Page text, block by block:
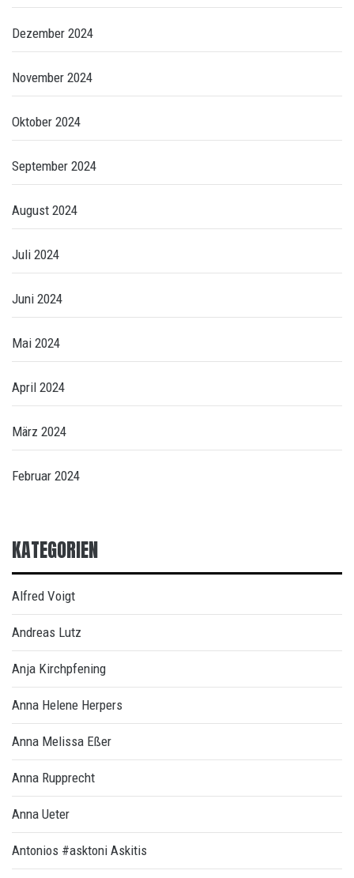
Dezember 2024
November 2024
Oktober 2024
September 2024
August 2024
Juli 2024
Juni 2024
Mai 2024
April 2024
März 2024
Februar 2024
KATEGORIEN
Alfred Voigt
Andreas Lutz
Anja Kirchpfening
Anna Helene Herpers
Anna Melissa Eßer
Anna Rupprecht
Anna Ueter
Antonios #asktoni Askitis